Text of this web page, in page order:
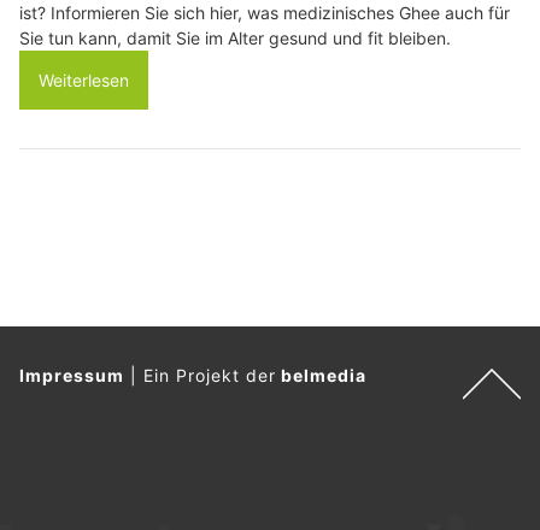
ist? Informieren Sie sich hier, was medizinisches Ghee auch für
Sie tun kann, damit Sie im Alter gesund und fit bleiben.
Weiterlesen
Impressum Ein Projekt derbelmedia